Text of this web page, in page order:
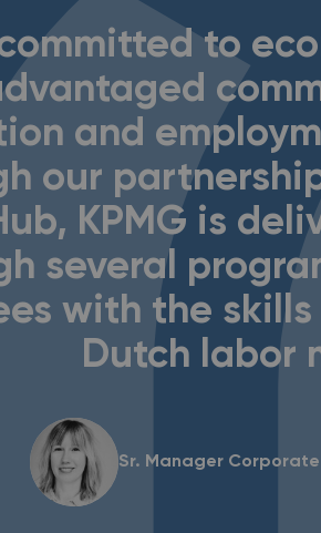
to
and
our
KPMG is
several
with the
Dutch labor
Sr. Manager